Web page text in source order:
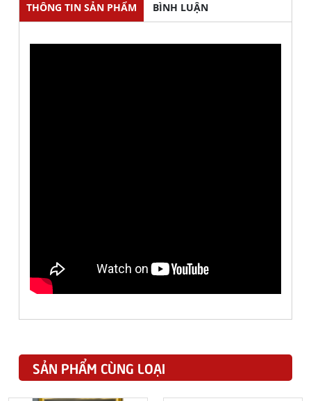
THÔNG TIN SẢN PHẨM BÌNH LUẬN
SẢN PHẨM CÙNG LOẠI